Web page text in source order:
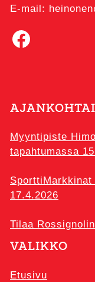
E-mail:
Facebook
Myyntipiste
tapahtumassa
17.4.2026
Tilaa
VALIKKO
Etusivu